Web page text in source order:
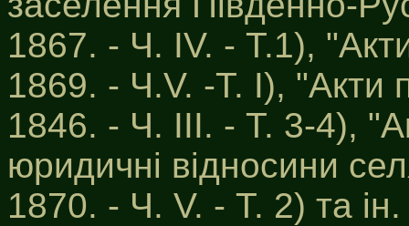
1867. - Ч. ІV. - Т.1),
1869. - Ч.V. -Т. І), "Акти
1846. - Ч. ІІІ. - Т. 3-4),
юридичні відносини
1870. - Ч. V. - Т. 2) та ін.